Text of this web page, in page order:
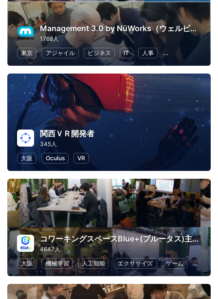
Management 3.0 by NüWorks（ウェルビーイング・リーダーシップ）
1768人
東京
アジャイル ビジネス IT 人事 リーダーシップ
関西ＶＲ開発者
345人
大阪
Oculus VR
コワーキングスペースBlue+(ブルータス)主催イベント
4647人
大阪
機械学習 人工知能 エクササイズ ゲーム 異業種